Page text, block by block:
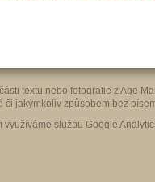
textu nebo fotografie z Age
či jakýmkoliv způsobem bez
službu Google